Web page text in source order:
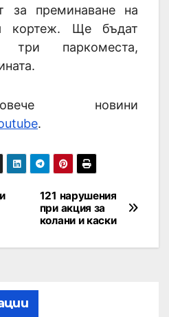
преминаване на
кортеж. Ще бъдат
три паркоместа,
новини
.
121 нарушения
при акция за
колани и каски